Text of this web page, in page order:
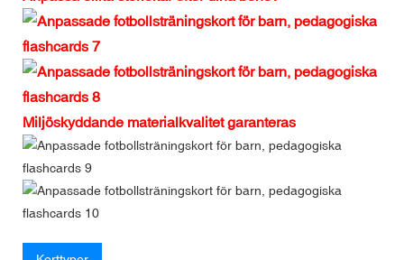
Miljöskyddande materialkvalitet garanteras